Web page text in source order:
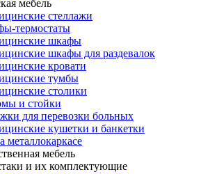
мебель
стеллажи
термостаты
шкафы
шкафы для раздевалок
кровати
тумбы
столики
и стойки
для перевозки больных
кушетки и банкетки
металлокаркасе
мебель
и их комплектующие